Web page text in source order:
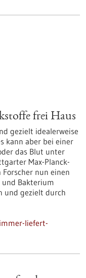
frei Haus
gezielt idealerweise
kann aber bei einer
das Blut unter
Max-Planck-
nun einen
Bakterium
und gezielt durch
liefert-